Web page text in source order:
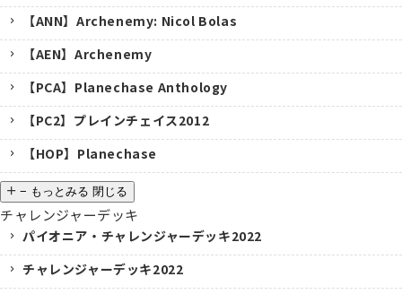
【ANN】Archenemy: Nicol Bolas
【AEN】Archenemy
【PCA】Planechase Anthology
【PC2】プレインチェイス2012
【HOP】Planechase
− もっとみる 閉じる
チャレンジャーデッキ
パイオニア・チャレンジャーデッキ2022
チャレンジャーデッキ2022